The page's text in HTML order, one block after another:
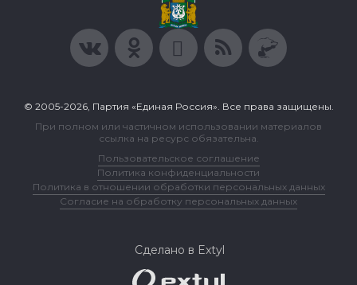
© 2005-2026, Партия «Единая Россия». Все права защищены.
При полном или частичном использовании материалов
ссылка на ресурс обязательна.
Пользовательское соглашение
Политика конфиденциальности
Политика в отношении обработки персональных данных
Согласие на обработку персональных данных
Сделано в Extyl